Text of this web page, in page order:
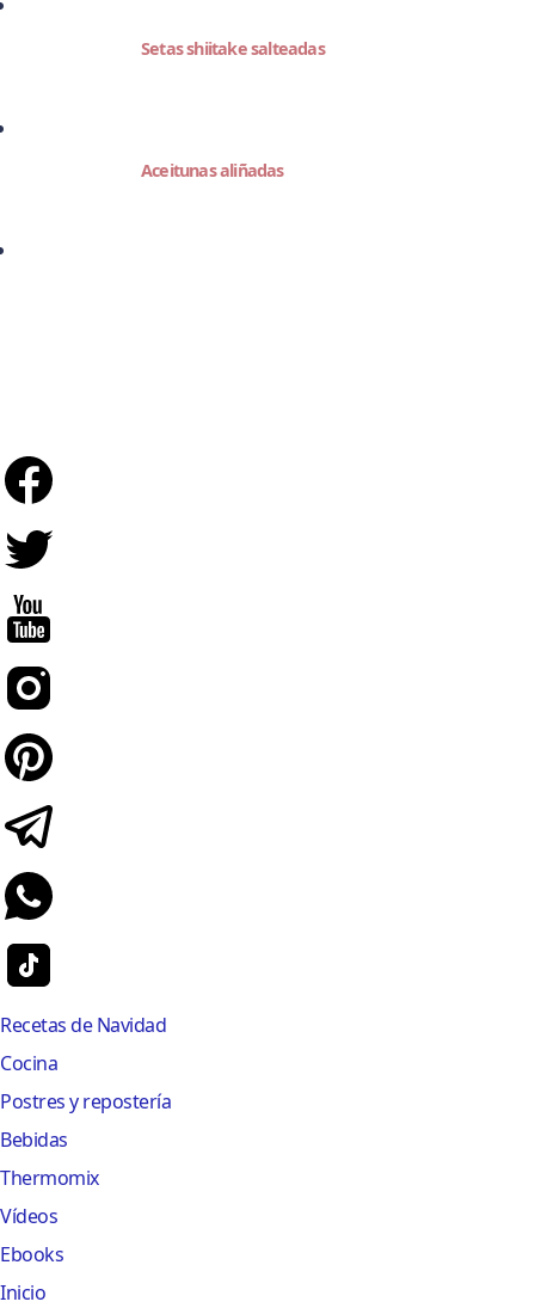
Setas shiitake salteadas
Aceitunas aliñadas
Recetas de Navidad
Cocina
Postres y repostería
Bebidas
Thermomix
Vídeos
Ebooks
Inicio